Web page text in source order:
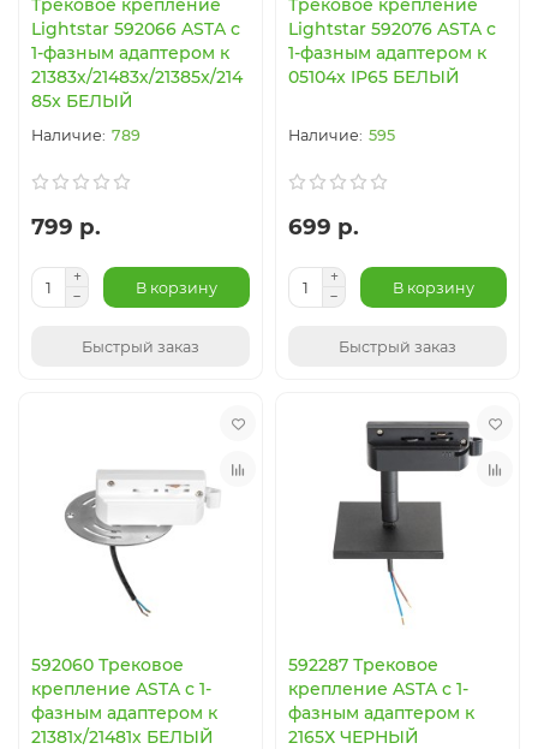
Трековое крепление
Lightstar 592066 ASTA с
1-фазным адаптером к
21383х/21483х/21385x/214
85x БЕЛЫЙ
789
799 р.
В корзину
Быстрый заказ
Трековое крепление
Lightstar 592076 ASTA с
1-фазным адаптером к
05104x IP65 БЕЛЫЙ
595
699 р.
В корзину
Быстрый заказ
592060 Трековое
крепление ASTA с 1-
фазным адаптером к
21381х/21481х БЕЛЫЙ
592287 Трековое
крепление ASTA с 1-
фазным адаптером к
2165Х ЧЕРНЫЙ